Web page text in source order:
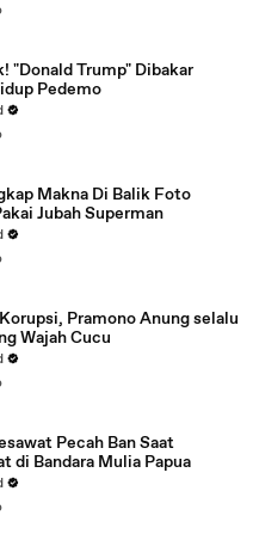
"Donald Trump" Dibakar
Pedemo
Makna Di Balik Foto
Jubah Superman
Pramono Anung selalu
Wajah Cucu
Pecah Ban Saat
di Bandara Mulia Papua